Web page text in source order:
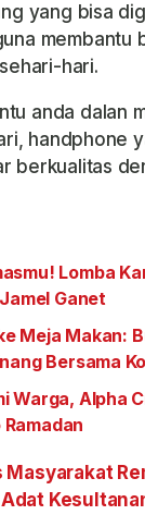
yang bisa
membantu
hari.
anda dalan
handphone
berkualitas
Lomba
Ganet
Meja Makan:
Bersama
Warga, Alpha
Masyarakat